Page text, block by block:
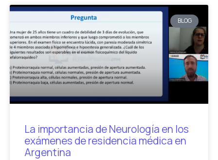
BLOG
La importancia de Neurología en los
exámenes de residencia médica en
Argentina